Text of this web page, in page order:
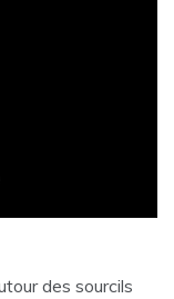
des sourcils